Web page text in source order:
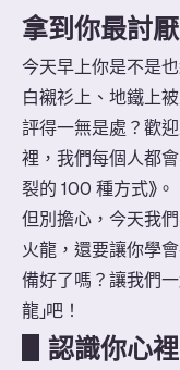
拿到你最討
今天早上你是不是
白襯衫上、地鐵上
評得一無是處？歡迎
裡，我們每個人都
裂的 100 種方式》。
但別擔心，今天我
火龍，還要讓你學
備好了嗎？讓我們
龍」吧！
認識你心